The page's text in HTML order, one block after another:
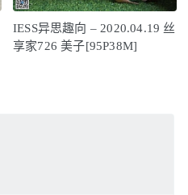
IESS异思趣向 – 2020.04.19 丝
享家726 美子[95P38M]